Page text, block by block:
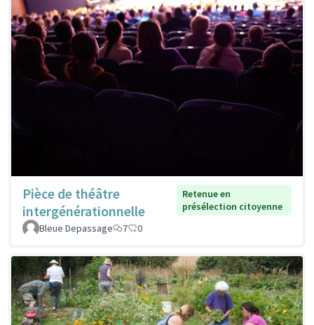
Pièce de théâtre
intergénérationnelle
Retenue en
présélection citoyenne
Bleue Depassage
7 0